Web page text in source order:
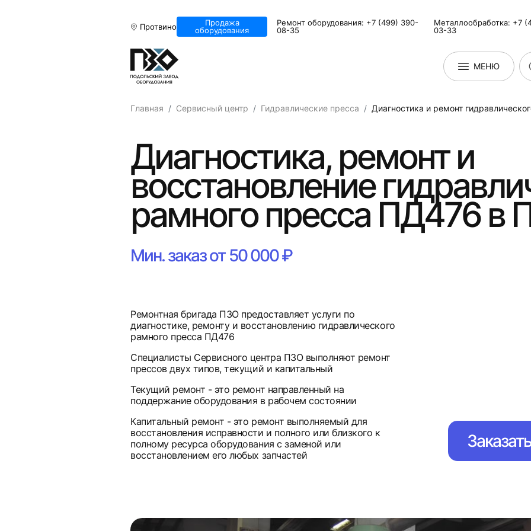
Протвино
Продажа
оборудования
Ремонт оборудования: +7 (499) 390-
08-35
Металлообработка: +7
03-33
МЕНЮ
Главная Сервисный центр Гидравлические пресса Диагностика и ремонт
Диагностика, ремонт и
восстановление
рамного пресса ПД476 в
Мин. заказ от 50 000 ₽
Ремонтная бригада ПЗО предоставляет услуги по
диагностике, ремонту и восстановлению гидравлического
рамного пресса ПД476
Специалисты Сервисного центра ПЗО выполняют ремонт
прессов двух типов, текущий и капитальный
Текущий ремонт - это ремонт направленный на
поддержание оборудования в рабочем состоянии
Капитальный ремонт - это ремонт выполняемый для
восстановления исправности и полного или близкого к
полному ресурса оборудования с заменой или
восстановлением его любых запчастей